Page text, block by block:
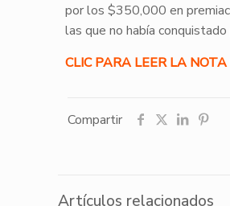
por los $350,000 en
las que no había
CLIC PARA LEER LA
Compartir
Artículos relacionados